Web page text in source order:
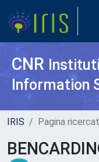
CNR
Information
IRIS Pagina